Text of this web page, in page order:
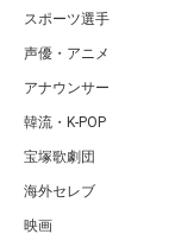
スポーツ選手
声優・アニメ
アナウンサー
韓流・K-POP
宝塚歌劇団
海外セレブ
映画